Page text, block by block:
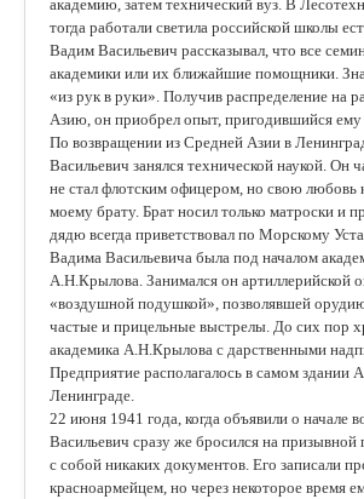
академию, затем технический вуз. В
тогда работали светила российской школы
Вадим Васильевич рассказывал, что все
академики или их ближайшие помощники.
«из рук в руки». Получив распределение на
Азию, он приобрел опыт, пригодившийся
По возвращении из Средней Азии в
Васильевич занялся технической наукой. Он
не стал флотским офицером, но свою любовь
моему брату. Брат носил только матроски и
дядю всегда приветствовал по Морскому
Вадима Васильевича была под началом
А.Н.Крылова. Занимался он артиллерийской
«воздушной подушкой», позволявшей
частые и прицельные выстрелы. До сих пор
академика А.Н.Крылова с дарственными
Предприятие располагалось в самом здании
Ленинграде.
22 июня 1941 года, когда объявили о начале
Васильевич сразу же бросился на призывной
с собой никаких документов. Его записали
красноармейцем, но через некоторое время